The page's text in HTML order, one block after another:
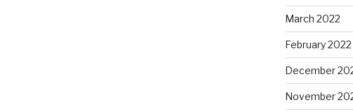
March 2022
February 2022
December
November